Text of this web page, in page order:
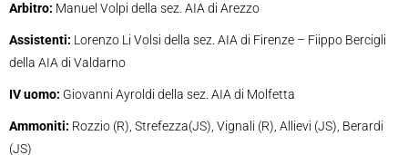
Arbitro: Manuel Volpi della sez. AIA di Arezzo
Assistenti: Lorenzo Li Volsi della sez. AIA di Firenze – Fiippo Bercigli
della AIA di Valdarno
IV uomo: Giovanni Ayroldi della sez. AIA di Molfetta
Ammoniti: Rozzio (R), Strefezza(JS), Vignali (R), Allievi (JS), Berardi
(JS)